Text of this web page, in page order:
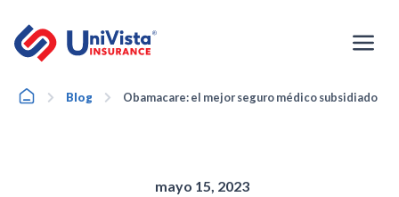
contenido
HomeBlog Obamacare: el mejor seguro médico subsidiado
mayo 15, 2023